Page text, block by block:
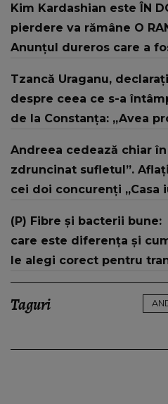
Kim Kardashian este ÎN
pierdere va rămâne O
Anunțul dureros care a
o cunosc: "Cu două zile
Tzancă Uraganu,
despre ceea ce s-a
de la Constanța: „Avea
Andreea cedează chiar
zdruncinat sufletul”.
cei doi concurenți „Casa
(P) Fibre și bacterii bune:
care este diferența și
le alegi corect pentru
Taguri